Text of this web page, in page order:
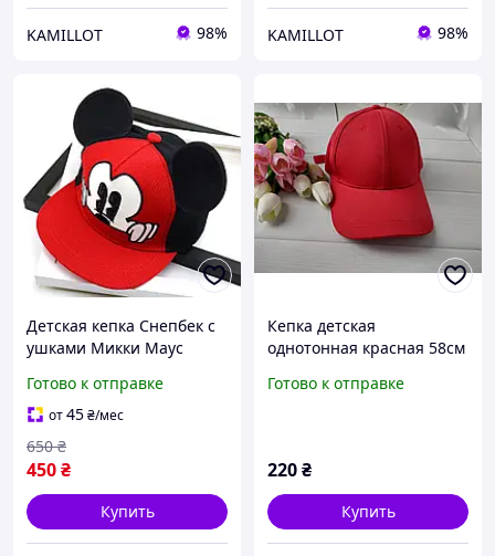
KAMILLOT 98% KAMILLOT 98%
Детская кепка Снепбек с
ушками Микки Маус
прямым козырьком
Красный, Унисекс
Готово к отправке
от45₴/мес
450₴
650 ₴
Купить
Кепка детская
однотонная красная 58см
Готово к отправке
220₴
Купить